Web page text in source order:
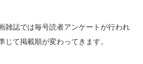
雑誌では毎号読者アンケートが行われ
じて掲載順が変わってきます。